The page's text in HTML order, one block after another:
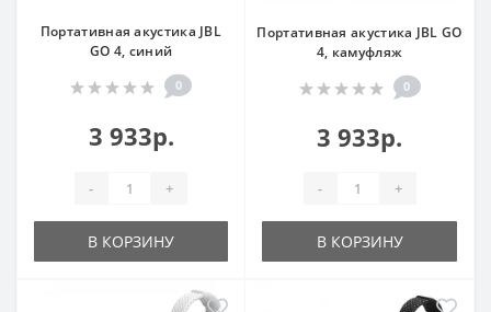
Портативная акустика JBL
GO 4, синий
0
3 933р.
- +
В КОРЗИНУ
Портативная акустика JBL GO
4, камуфляж
0
3 933р.
- +
В КОРЗИНУ